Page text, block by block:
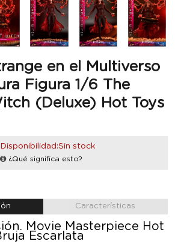
en el Multiverso
Figura 1/6 The
(Deluxe) Hot Toys
Disponibilidad:Sin stock
¿Qué significa esto?
Características
Movie Masterpiece Hot
Escarlata